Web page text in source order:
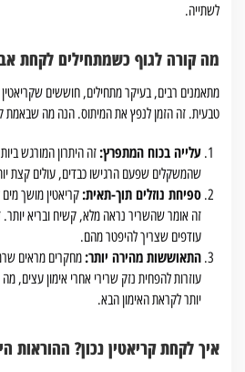
לשתייה.
מה קורה לגוף כשמתחילים לקחת
מתאמנים רבים, בעיקר מתחילים, חוששים
טבעית. זה הזמן לנפץ את המיתוס. הנה מה שבאמת
עלייה בכוח המתפרץ: זה היתרון המורגש
שהמשקלים שפעם הרגישו כבדים, עולים קצת
ספיחת נוזלים תוך-תאית: קריאטין מושך
זה אומר שהשריר נראה מלא, קשיח ובריא יותר.
עודפים שצריך להיפטר מהם.
התאוששות מהירה יותר: מחקרים מראים
עוזרות להפחית נזק שרירי אחרי אימון
יותר לקראת האימון הבא.
איך לקחת קריאטין נכון? ההוראות